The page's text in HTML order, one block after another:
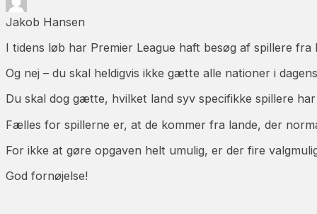
Jakob Hansen
I tidens løb har Premier League haft besøg af spillere
Og nej – du skal heldigvis ikke gætte alle nationer i
Du skal dog gætte, hvilket land syv specifikke spillere
Fælles for spillerne er, at de kommer fra lande, der
For ikke at gøre opgaven helt umulig, er der fire
God fornøjelse!